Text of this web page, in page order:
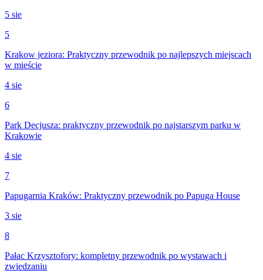
5 sie
5
Krakow jeziora: Praktyczny przewodnik po najlepszych miejscach
w mieście
4 sie
6
Park Decjusza: praktyczny przewodnik po najstarszym parku w
Krakowie
4 sie
7
Papugarnia Kraków: Praktyczny przewodnik po Papuga House
3 sie
8
Pałac Krzysztofory: kompletny przewodnik po wystawach i
zwiedzaniu